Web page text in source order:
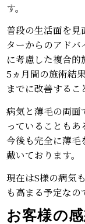
す。
普段の生活面を見
ターからのアド
に考慮した複合的
5ヵ月間の施術結
までに改善するこ
病気と薄毛の両面
っていることもあ
今後も完全に薄毛
戴いております。
現在はS様の病気
も高まる予定なの
お客様の